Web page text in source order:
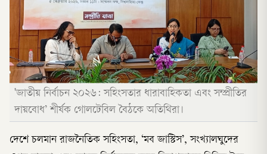
'জাতীয় নির্বাচন ২০২৬: সহিংসতার ধারাবাহিকতা এবং সম্প্রীতির
দায়বোধ’ শীর্ষক গোলটেবিল বৈঠকে অতিথিরা।
দেশে চলমান রাজনৈতিক সহিংসতা, ‘মব জাস্টিস’, সংখ্যালঘুদের